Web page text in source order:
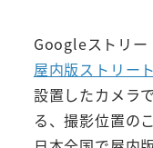
Googleストリー
屋内版ストリー
設置したカメラ
る、撮影位置の